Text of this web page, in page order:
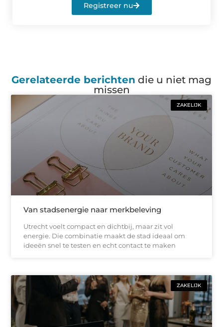
Registreer nu
Gerelateerde berichten die u niet mag
missen
ZAKELIJK
Van stadsenergie naar merkbeleving
Utrecht voelt compact en dichtbij, maar zit vol
energie. Die combinatie maakt de stad ideaal om
ideeën snel te testen en echt contact te maken
ZAKELIJK